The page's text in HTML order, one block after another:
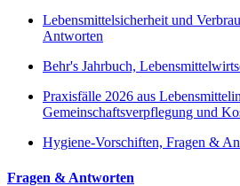
Lebensmittelsicherheit und
Antworten
Behr's Jahrbuch,
Praxisfälle 2026 aus
Gemeinschaftsverpflegung und
Hygiene-Vorschiften, Fragen &
Fragen & Antworten